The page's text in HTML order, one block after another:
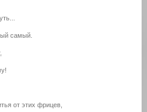
самый.
от этих фрицев,